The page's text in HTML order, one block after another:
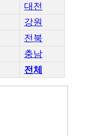
대전
강원
전북
충남
전체